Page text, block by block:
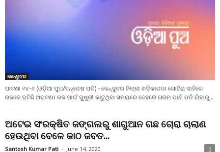
କେନ୍ଦୁଝର
ପାଟଣା ୧୪-୬ (ଓଡ଼ିଆ ପୁଅ/ସନ୍ତୋଷ ପତି) - କେନ୍ଦୁଝର ଜିଲ୍ଲା ଖଡ଼ିକାପଡା ଗୋହିରା ସାହିରେ
ରଜରେ ଘଟିଛି ଅଘଟଣ। ରଜ ପାଇଁ ଘୁଷୁରୀ କାଟୁଥିବା ସମୟରେ ଦେହରେ ଗରମ ପାଣି ପଡି ଯିବାରୁ...
ଅଟେଇ ସଂରକ୍ଷିତ ଜଙ୍ଗଲରୁ ଶାଗୁଆନ ଗଛ ଚୋରା ଚାଲାଣ
ହେଉଥିବା ବେଳେ କାଠ ଜବତ...
Santosh Kumar Pati - June 14, 2020 0